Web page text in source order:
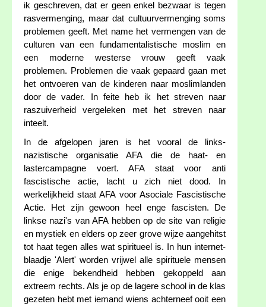
ik geschreven, dat er geen enkel bezwaar is tegen
rasvermenging, maar dat cultuurvermenging soms
problemen geeft. Met name het vermengen van de
culturen van een fundamentalistische moslim en
een moderne westerse vrouw geeft vaak
problemen. Problemen die vaak gepaard gaan met
het ontvoeren van de kinderen naar moslimlanden
door de vader. In feite heb ik het streven naar
raszuiverheid vergeleken met het streven naar
inteelt.
In de afgelopen jaren is het vooral de links-
nazistische organisatie AFA die de haat- en
lastercampagne voert. AFA staat voor anti
fascistische actie, lacht u zich niet dood. In
werkelijkheid staat AFA voor Asociale Fascistische
Actie. Het zijn gewoon heel enge fascisten. De
linkse nazi's van AFA hebben op de site van religie
en mystiek en elders op zeer grove wijze aangehitst
tot haat tegen alles wat spiritueel is. In hun internet-
blaadje 'Alert' worden vrijwel alle spirituele mensen
die enige bekendheid hebben gekoppeld aan
extreem rechts. Als je op de lagere school in de klas
gezeten hebt met iemand wiens achterneef ooit een